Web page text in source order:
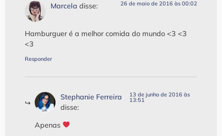
Marcela disse: 26 de maio de 2016 às 00:02
Hamburguer é a melhor comida do mundo <3 <3
<3
Responder
Stephanie Ferreira
disse:
13 de junho de 2016 às
13:51
Apenas